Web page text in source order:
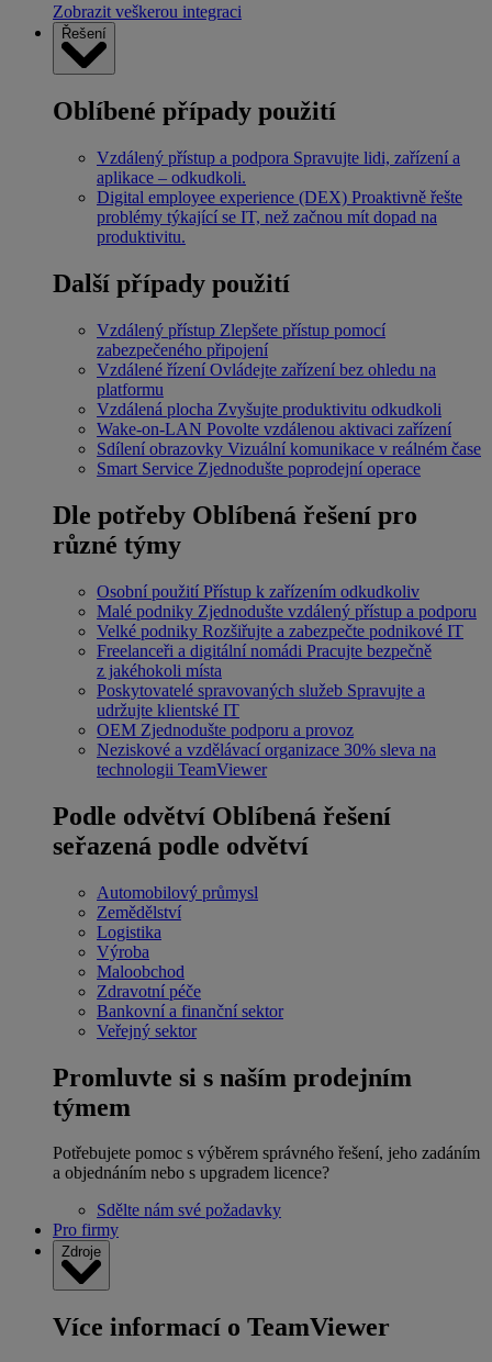
Zobrazit veškerou integraci
Řešení
Oblíbené případy použití
Vzdálený přístup a podpora Spravujte lidi, zařízení a
aplikace – odkudkoli.
Digital employee experience (DEX) Proaktivně řešte
problémy týkající se IT, než začnou mít dopad na
produktivitu.
Další případy použití
Vzdálený přístup Zlepšete přístup pomocí
zabezpečeného připojení
Vzdálené řízení Ovládejte zařízení bez ohledu na
platformu
Vzdálená plocha Zvyšujte produktivitu odkudkoli
Wake-on-LAN Povolte vzdálenou aktivaci zařízení
Sdílení obrazovky Vizuální komunikace v reálném čase
Smart Service Zjednodušte poprodejní operace
Dle potřeby Oblíbená řešení pro
různé týmy
Osobní použití Přístup k zařízením odkudkoliv
Malé podniky Zjednodušte vzdálený přístup a podporu
Velké podniky Rozšiřujte a zabezpečte podnikové IT
Freelanceři a digitální nomádi Pracujte bezpečně
z jakéhokoli místa
Poskytovatelé spravovaných služeb Spravujte a
udržujte klientské IT
OEM Zjednodušte podporu a provoz
Neziskové a vzdělávací organizace 30% sleva na
technologii TeamViewer
Podle odvětví Oblíbená řešení
seřazená podle odvětví
Automobilový průmysl
Zemědělství
Logistika
Výroba
Maloobchod
Zdravotní péče
Bankovní a finanční sektor
Veřejný sektor
Promluvte si s naším prodejním
týmem
Potřebujete pomoc s výběrem správného řešení, jeho zadáním
a objednáním nebo s upgradem licence?
Sdělte nám své požadavky
Pro firmy
Zdroje
Více informací o TeamViewer